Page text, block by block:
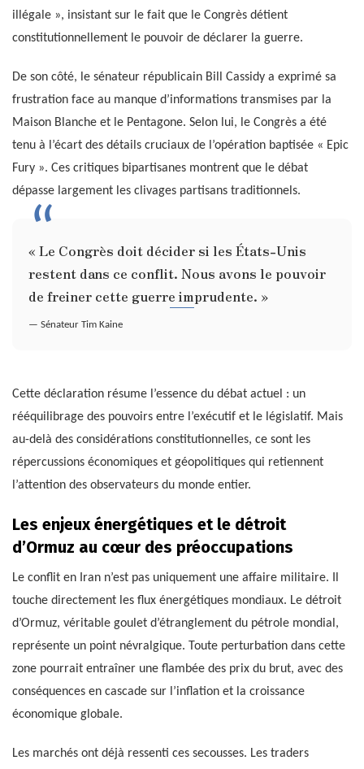
illégale », insistant sur le fait que le Congrès détient
constitutionnellement le pouvoir de déclarer la guerre.
De son côté, le sénateur républicain Bill Cassidy a exprimé sa
frustration face au manque d’informations transmises par la
Maison Blanche et le Pentagone. Selon lui, le Congrès a été
tenu à l’écart des détails cruciaux de l’opération baptisée « Epic
Fury ». Ces critiques bipartisanes montrent que le débat
dépasse largement les clivages partisans traditionnels.
« Le Congrès doit décider si les États-Unis
restent dans ce conflit. Nous avons le pouvoir
de freiner cette guerre imprudente. »
— Sénateur Tim Kaine
Cette déclaration résume l’essence du débat actuel : un
rééquilibrage des pouvoirs entre l’exécutif et le législatif. Mais
au-delà des considérations constitutionnelles, ce sont les
répercussions économiques et géopolitiques qui retiennent
l’attention des observateurs du monde entier.
Les enjeux énergétiques et le détroit
d’Ormuz au cœur des préoccupations
Le conflit en Iran n’est pas uniquement une affaire militaire. Il
touche directement les flux énergétiques mondiaux. Le détroit
d’Ormuz, véritable goulet d’étranglement du pétrole mondial,
représente un point névralgique. Toute perturbation dans cette
zone pourrait entraîner une flambée des prix du brut, avec des
conséquences en cascade sur l’inflation et la croissance
économique globale.
Les marchés ont déjà ressenti ces secousses. Les traders